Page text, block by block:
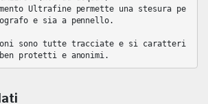
Ultrafine permette una stesura pe
e sia a pennello.
sono tutte tracciate e si caratteri
protetti e anonimi.